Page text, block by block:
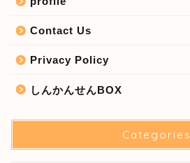
Contact Us
Privacy Policy
しんかんせんBOX
Categories